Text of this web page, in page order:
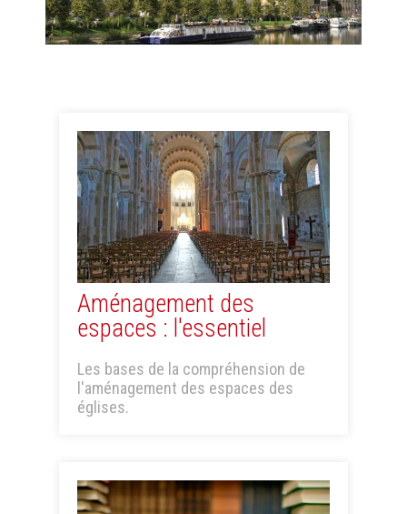
Aménagement des
espaces : l'essentiel
Les bases de la compréhension de
l'aménagement des espaces des
églises.